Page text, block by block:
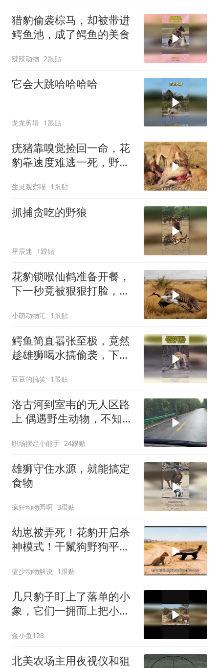
猎豹偷袭棕马，却被带进
鳄鱼池，成了鳄鱼的美食
辣辣动物 2跟贴
它会大跳哈哈哈哈
龙龙剪辑 1跟贴
疣猪靠嗅觉捡回一命，花
豹靠速度难逃一死，野外
生灵观察喵 1跟贴
抓捕贪吃的野狼
星辰迷 1跟贴
花豹锁喉仙鹤准备开餐，
下一秒竟被狠狠打脸，这
小萌动物汇 1跟贴
鳄鱼简直嚣张至极，竟然
趁雄狮喝水搞偷袭，下幕
豆豆的搞笑 1跟贴
洛古河到室韦的无人区路
上 偶遇野生动物，不知道
职场摆烂小能手 24跟贴
雄狮守住水源，就能搞定
食物
疯狂动物园啊 3跟贴
幼崽被弄死！花豹开启杀
神模式！干鬣狗野狗平头
蓝少动物解说 1跟贴
几只豹子盯上了落单的小
象，它们一拥而上把小象
金小鱼128
北美农场主用夜视仪和狙